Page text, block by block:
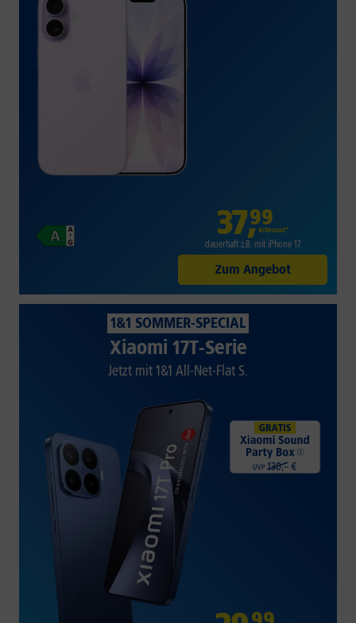
37,99
€/Monat*
dauerhaft z.B. mit iPhone 17
Zum Angebot
1&1 SOMMER-SPECIAL
Xiaomi 17T-Serie
Jetzt mit 1&1 All-Net-Flat S.